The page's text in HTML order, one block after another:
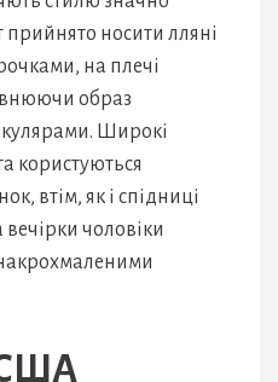
прийнято носити лляні
на плечі
образ
Широкі
користуються
втім, як і спідниці
чоловіки